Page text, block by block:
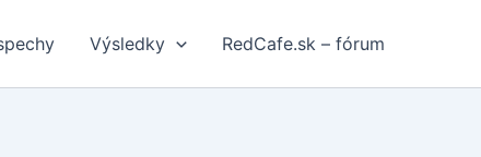
Výsledky RedCafe.sk – fórum